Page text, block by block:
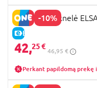
-10%
E-KAINA
DISGUISE suknelė
42,25 €
46,95 €
Perkant papildomą prekę